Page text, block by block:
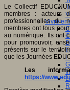
Vivre
Le Collectif
membres : acteurs
professionnelles du
membres ont tous
au numérique. Ils ont
pour promouvoir,
présents sur le
que les Journées
Les
https://